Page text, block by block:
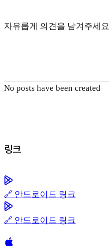
자유롭게 의견을 남겨주세요
No posts have been created
링크
🔗 안드로이드 링크
🔗 안드로이드 링크